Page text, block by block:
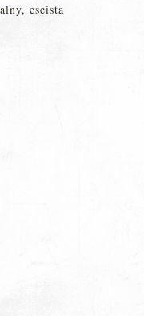
eseista